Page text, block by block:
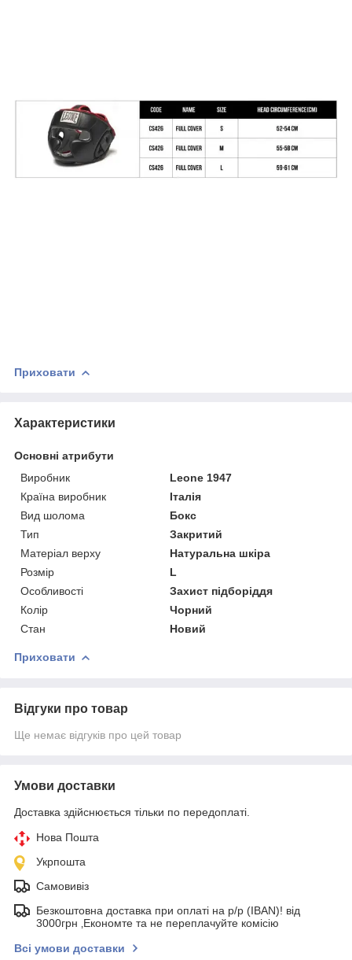
Приховати
Характеристики
Основні атрибути
Виробник
Leone 1947
Країна виробник
Італія
Вид шолома
Бокс
Тип
Закритий
Матеріал верху
Натуральна шкіра
Розмір
L
Особливості
Захист підборіддя
Колір
Чорний
Стан
Новий
Приховати
Відгуки про товар
Ще немає відгуків про цей товар
Умови доставки
Доставка здійснюється тільки по передоплаті.
Нова Пошта
Укрпошта
Самовивіз
Безкоштовна доставка при оплаті на р/р (IBAN)! від
3000грн ‚Економте та не переплачуйте комісію
Всі умови доставки